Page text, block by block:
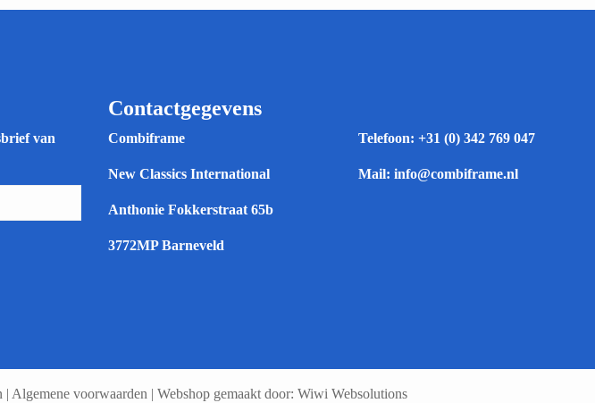
van
Contactgegevens
Combiframe
New Classics International
Anthonie Fokkerstraat 65b
3772MP Barneveld
Telefoon: +31 (0) 342 769 047
Mail: info@combiframe.nl
| Algemene voorwaarden | Webshop gemaakt door: Wiwi Websolutions